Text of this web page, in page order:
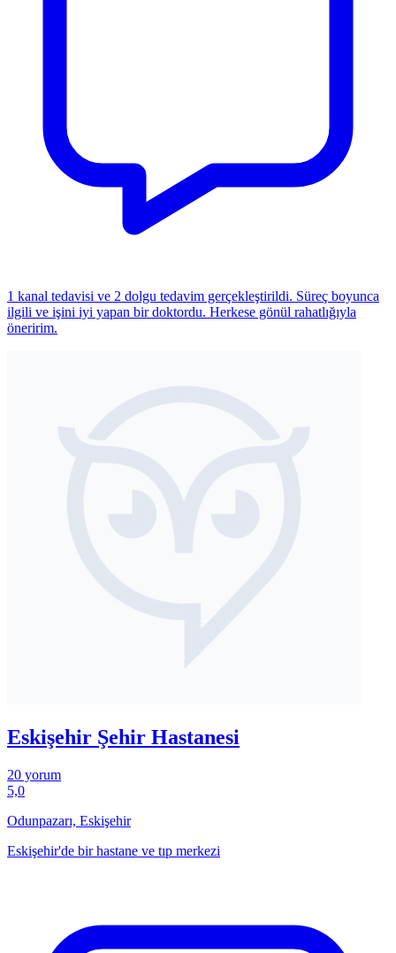
1 kanal tedavisi ve 2 dolgu tedavim gerçekleştirildi. Süreç boyunca
ilgili ve işini iyi yapan bir doktordu. Herkese gönül rahatlığıyla
öneririm.
Eskişehir Şehir Hastanesi
20 yorum
5,0
Odunpazarı, Eskişehir
Eskişehir'de bir hastane ve tıp merkezi